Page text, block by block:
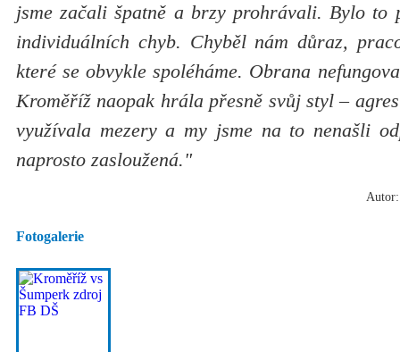
jsme začali špatně a brzy prohrávali. Bylo to
individuálních chyb. Chyběl nám důraz,
které se obvykle spoléháme. Obrana
Kroměříž naopak hrála přesně svůj styl –
využívala mezery a my jsme na to nenašli
naprosto zasloužená."
Autor:
Fotogalerie